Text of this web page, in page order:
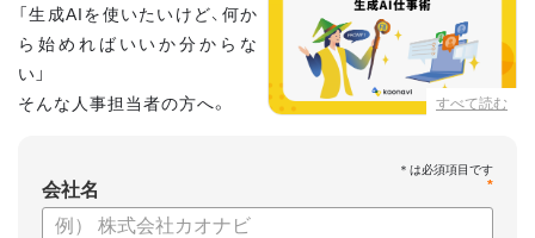
すべて読む
「生成AIを使いたいけど、何か
ら始めればいいか分からな
い」
そんな人事担当者の方へ。
本資料では、人事担当者300名の実態調査をもとに現場ですぐ
に役立つ生成AI活用術を紹介しています。
生成AI利用時のポイントや注意事項もまとめているため、これ
*
会社名